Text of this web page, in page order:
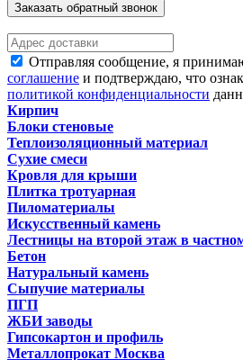
Заказать обратный звонок
Отправляя сообщение, я
соглашение и подтверждаю, что
политикой конфиденциальности
Кирпич
Блоки стеновые
Теплоизоляционный материал
Сухие смеси
Кровля для крыши
Плитка тротуарная
Пиломатериалы
Искусственный камень
Лестницы на второй этаж в
Бетон
Натуральный камень
Сыпучие материалы
ПГП
ЖБИ заводы
Гипсокартон и профиль
Металлопрокат Москва